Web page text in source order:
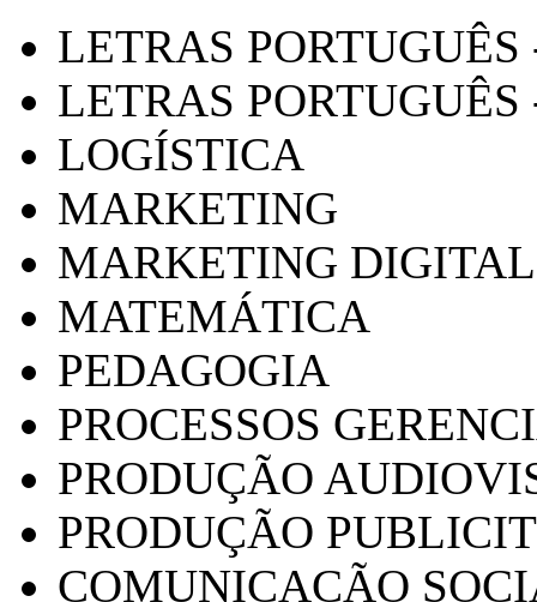
LETRAS
LETRAS PORTUGUÊS
LOGÍSTICA
MARKETING
MARKETING DIGITAL
MATEMÁTICA
PEDAGOGIA
PROCESSOS
PRODUÇÃO
PRODUÇÃO
COMUNICAÇÃO